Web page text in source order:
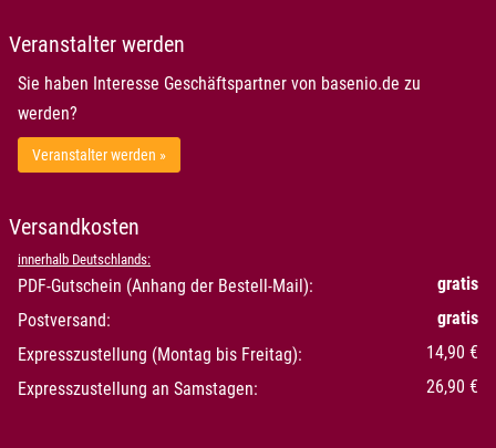
Veranstalter werden
Sie haben Interesse Geschäftspartner von basenio.de zu
werden?
Veranstalter werden »
Versandkosten
innerhalb Deutschlands:
PDF-Gutschein (Anhang der Bestell-Mail):
gratis
Postversand:
gratis
Expresszustellung (Montag bis Freitag):
14,90 €
Expresszustellung an Samstagen:
26,90 €